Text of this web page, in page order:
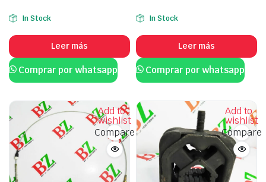
In Stock
Leer más
Comprar por whatsapp
In Stock
Leer más
Comprar por whatsapp
Add to
wishlist
Compare
Add to
wishlist
Compare